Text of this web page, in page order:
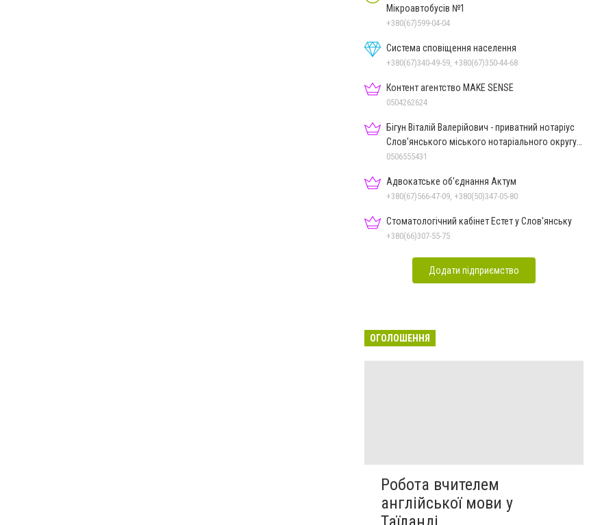
Мікроавтобусів №1
+380(67)599-04-04
Система сповіщення населення
+380(67)340-49-59, +380(67)350-44-68
Контент агентство MAKE SENSE
0504262624
Бігун Віталій Валерійович - приватний нотаріус
Слов'янського міського нотаріального округу
Дон.обл.
0506555431
Адвокатське об'єднання Актум
+380(67)566-47-09, +380(50)347-05-80
Стоматологічний кабінет Естет у Слов'янську
+380(66)307-55-75
Додати підприємство
ОГОЛОШЕННЯ
Робота вчителем
англійської мови у